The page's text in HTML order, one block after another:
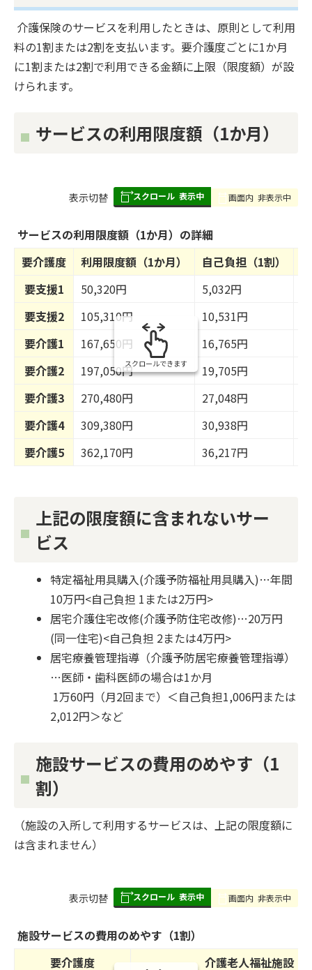
介護保険のサービスを利用したときは、原則として利用
料の1割または2割を支払います。要介護度ごとに1か月
に1割または2割で利用できる金額に上限（限度額）が設
けられます。
サービスの利用限度額（1か月）
表
み
の
表示切替 スクロール 表示中 画面内 非表示中
サービスの利用限度額（1か月）の詳細
要介護度
利用限度額（1か月） 自己負担（1割）
要支援1
50,320円 5,032円
要支援2
105,310円 10,531円
要介護1
167,650円 16,765円
要介護2
197,050円 19,705円
要介護3
270,480円 27,048円
要介護4
309,380円 30,938円
要介護5
362,170円 36,217円
スクロールできます
上記の限度額に含まれないサー
ビス
特定福祉用具購入(介護予防福祉用具購入)…年間
10万円<自己負担 1または2万円>
居宅介護住宅改修(介護予防住宅改修)…20万円
(同一住宅)<自己負担 2または4万円>
居宅療養管理指導（介護予防居宅療養管理指導）
…医師・歯科医師の場合は1か月
1万60円（月2回まで）＜自己負担1,006円または
2,012円＞など
施設サービスの費用のめやす（1
割）
（施設の入所して利用するサービスは、上記の限度額に
は含まれません）
表
み
の
表示切替 スクロール 表示中 画面内 非表示中
施設サービスの費用のめやす（1割）
要介護度
介護老人福祉施設